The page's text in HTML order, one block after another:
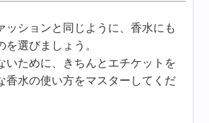
ッションと同じように、香水にも
選びましょう。
いために、きちんとエチケットを
香水の使い方をマスターしてくだ